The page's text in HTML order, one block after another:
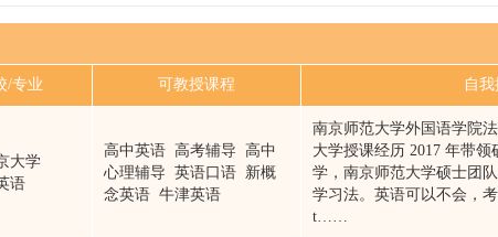
/专业 可教授课程 自
大学
语
高中英语 高考辅导 高中
心理辅导 英语口语 新概
念英语 牛津英语
南京师范大学外国语学院
大学授课经历 2017 年带
学，南京师范大学硕士团
学习法。英语可以不会，
t……